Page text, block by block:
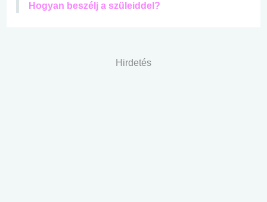
Hogyan beszélj a szüleiddel?
Hirdetés